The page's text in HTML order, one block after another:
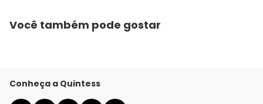
Você também pode gostar
Conheça a Quintess